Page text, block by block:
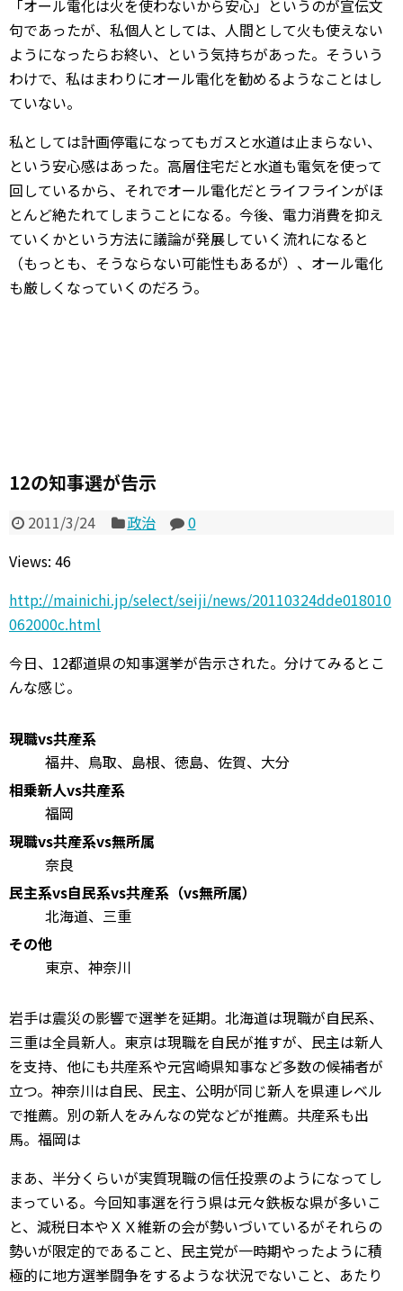
「オール電化は火を使わないから安心」というのが宣伝文
句であったが、私個人としては、人間として火も使えない
ようになったらお終い、という気持ちがあった。そういう
わけで、私はまわりにオール電化を勧めるようなことはし
ていない。
私としては計画停電になってもガスと水道は止まらない、
という安心感はあった。高層住宅だと水道も電気を使って
回しているから、それでオール電化だとライフラインがほ
とんど絶たれてしまうことになる。今後、電力消費を抑え
ていくかという方法に議論が発展していく流れになると
（もっとも、そうならない可能性もあるが）、オール電化
も厳しくなっていくのだろう。
12の知事選が告示
2011/3/24 政治
0
Views: 46
http://mainichi.jp/select/seiji/news/20110324dde018010
062000c.html
今日、12都道県の知事選挙が告示された。分けてみるとこ
んな感じ。
現職vs共産系
福井、鳥取、島根、徳島、佐賀、大分
相乗新人vs共産系
福岡
現職vs共産系vs無所属
奈良
民主系vs自民系vs共産系（vs無所属）
北海道、三重
その他
東京、神奈川
岩手は震災の影響で選挙を延期。北海道は現職が自民系、
三重は全員新人。東京は現職を自民が推すが、民主は新人
を支持、他にも共産系や元宮崎県知事など多数の候補者が
立つ。神奈川は自民、民主、公明が同じ新人を県連レベル
で推薦。別の新人をみんなの党などが推薦。共産系も出
馬。福岡は
まあ、半分くらいが実質現職の信任投票のようになってし
まっている。今回知事選を行う県は元々鉄板な県が多いこ
と、減税日本やＸＸ維新の会が勢いづいているがそれらの
勢いが限定的であること、民主党が一時期やったように積
極的に地方選挙闘争をするような状況でないこと、あたり